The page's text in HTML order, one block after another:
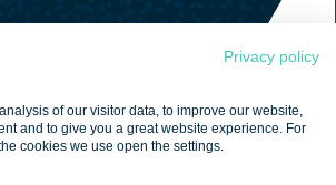
Privacy policy
of our visitor data, to improve our website,
and to give you a great website experience. For
cookies we use open the settings.